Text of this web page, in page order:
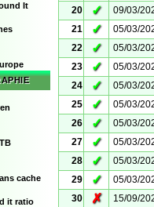
It
cache
it ratio
20
✓ 09/03/
21
✓ 05/03/
22
✓ 05/03/
23
✓ 05/03/
24
✓ 05/03/
25
✓ 05/03/
26
✓ 05/03/
27
✓ 05/03/
28
✓ 05/03/
29
✓ 05/03/
30
✗ 15/09/